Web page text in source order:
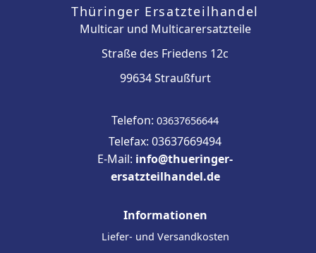
Thüringer Ersatzteilhandel
Multicar und Multicarersatzteile
Straße des Friedens 12c
99634 Straußfurt
Telefon: 03637656644
Telefax: 03637669494
E-Mail: info@thueringer-
ersatzteilhandel.de
Informationen
Liefer- und Versandkosten